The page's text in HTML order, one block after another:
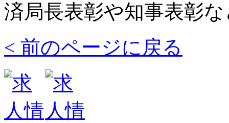
済局長表彰や知事表彰
< 前のページに戻る